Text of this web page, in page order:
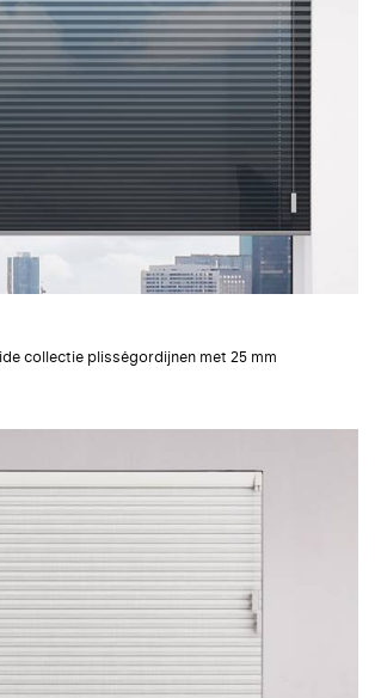
collectie plisségordijnen met 25 mm